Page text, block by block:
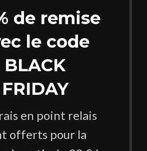
de remise
le code
BLACK
FRIDAY
en point relais
offerts pour la